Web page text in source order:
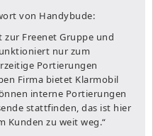
von Handybude:
zur Freenet Gruppe und
nur zum
Portierungen
Firma bietet Klarmobil
interne Portierungen
stattfinden, das ist hier
Kunden zu weit weg.“